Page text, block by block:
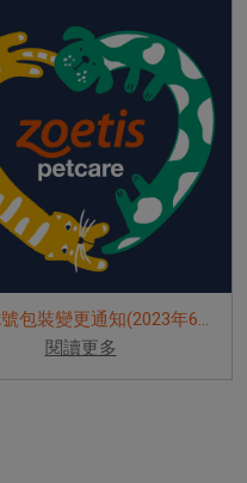
寵愛七號包裝變更通知(2023年6月)
閱讀更多